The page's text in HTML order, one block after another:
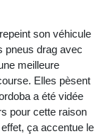
son véhicule
pneus drag avec
meilleure
Elles pèsent
a été vidée
pour cette raison
ça accentue le